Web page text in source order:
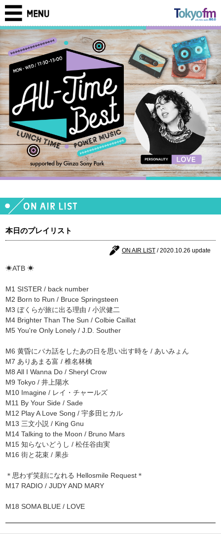
本日のプレイリスト
ON AIR LIST/ 2020.10.26 update
☀ATB ☀
M1 SISTER / back number
M2 Born to Run / Bruce Springsteen
M3 ぼくらが旅に出る理由 / 小沢健二
M4 Brighter Than The Sun / Colbie Caillat
M5 You're Only Lonely / J.D. Souther
M6 黄昏にバカ話をしたあの日を思い出す時を / あいみょん
M7 ありあまる富 / 椎名林檎
M8 All I Wanna Do / Sheryl Crow
M9 Tokyo / 井上陽水
M10 Imagine / レイ・チャールズ
M11 By Your Side / Sade
M12 Play A Love Song / 宇多田ヒカル
M13 三文小説 / King Gnu
M14 Talking to the Moon / Bruno Mars
M15 知らないどうし / 松任谷由実
M16 街と花束 / 果歩
＊思わず笑顔になれる Hellosmile Request＊
M17 RADIO / JUDY AND MARY
M18 SOMA BLUE / LOVE